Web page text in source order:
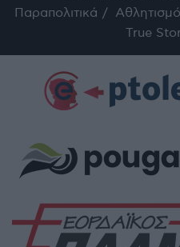
Παραπολιτικά
True